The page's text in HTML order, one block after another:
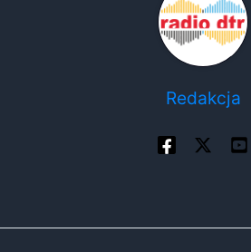
Redakcja